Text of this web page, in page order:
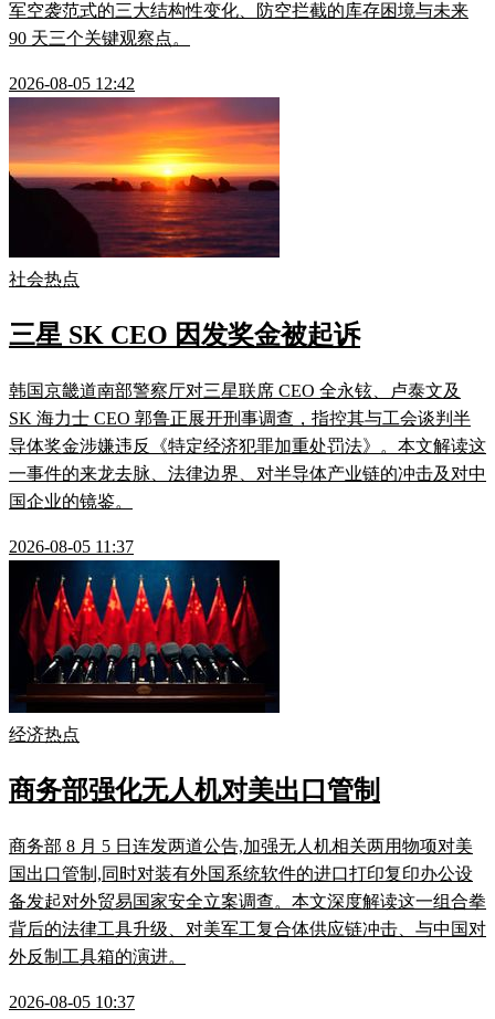
军空袭范式的三大结构性变化、防空拦截的库存困境与未来
90 天三个关键观察点。
2026-08-05 12:42
社会热点
三星 SK CEO 因发奖金被起诉
韩国京畿道南部警察厅对三星联席 CEO 全永铉、卢泰文及
SK 海力士 CEO 郭鲁正展开刑事调查，指控其与工会谈判半
导体奖金涉嫌违反《特定经济犯罪加重处罚法》。本文解读这
一事件的来龙去脉、法律边界、对半导体产业链的冲击及对中
国企业的镜鉴。
2026-08-05 11:37
经济热点
商务部强化无人机对美出口管制
商务部 8 月 5 日连发两道公告,加强无人机相关两用物项对美
国出口管制,同时对装有外国系统软件的进口打印复印办公设
备发起对外贸易国家安全立案调查。本文深度解读这一组合拳
背后的法律工具升级、对美军工复合体供应链冲击、与中国对
外反制工具箱的演进。
2026-08-05 10:37